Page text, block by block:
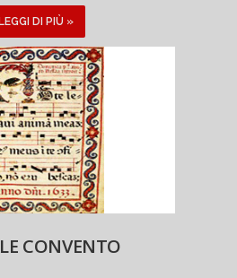
LEGGI DI PIÙ »
CONVENTO